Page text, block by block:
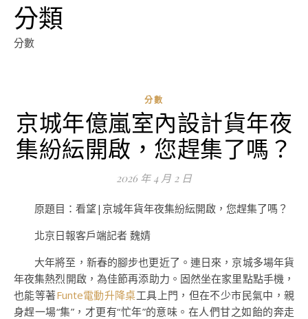
分類
分數
分數
京城年億嵐室內設計貨年夜
集紛紜開啟，您趕集了嗎？
2026 年 4 月 2 日
原題目：看望|京城年貨年夜集紛紜開啟，您趕集了嗎？
北京日報客戶端記者 魏婧
大年將至，新春的腳步也更近了。連日來，京城多場年貨
年夜集熱烈開啟，為佳節再添助力。固然坐在家里點點手機，
也能等著Funte電動升降桌工具上門，但在不少市民氣中，親
身趕一場“集”，才更有“忙年”的意味。在人們甘之如飴的奔走